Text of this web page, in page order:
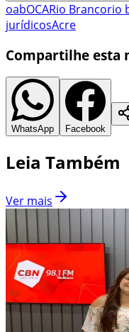
oabOCARio Brancorio
jurídicosAcre
Compartilhe esta
WhatsApp Facebook
Leia Também
Ver mais